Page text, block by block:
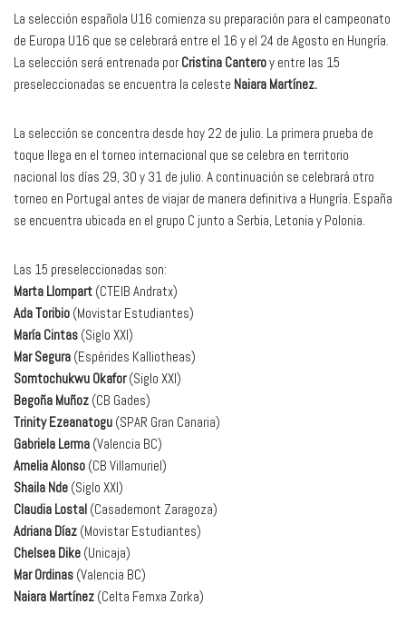
La selección española U16 comienza su preparación para el campeonato
de Europa U16 que se celebrará entre el 16 y el 24 de Agosto en Hungría.
La selección será entrenada porCristina Canteroy entre las 15
preseleccionadas se encuentra la celeste Naiara Martínez.
La selección se concentra desde hoy 22 de julio. La primera prueba de
toque llega en el torneo internacional que se celebra en territorio
nacional los días 29, 30 y 31 de julio. A continuación se celebrará otro
torneo en Portugal antes de viajar de manera definitiva a Hungría. España
se encuentra ubicada en el grupo C junto a Serbia, Letonia y Polonia.
Las 15 preseleccionadas son:
Marta Llompart (CTEIB Andratx)
Ada Toribio (Movistar Estudiantes)
María Cintas (Siglo XXI)
Mar Segura (Espérides Kalliotheas)
Somtochukwu Okafor(Siglo XXI)
Begoña Muñoz (CB Gades)
Trinity Ezeanatogu (SPAR Gran Canaria)
Gabriela Lerma (Valencia BC)
Amelia Alonso (CB Villamuriel)
Shaila Nde (Siglo XXI)
Claudia Lostal (Casademont Zaragoza)
Adriana Díaz (Movistar Estudiantes)
Chelsea Dike (Unicaja)
Mar Ordinas (Valencia BC)
Naiara Martínez (Celta Femxa Zorka)